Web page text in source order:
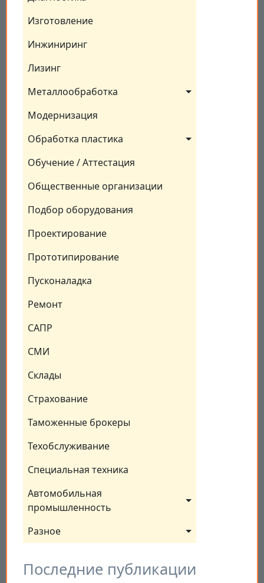
Изготовление
Инжиниринг
Лизинг
Металлообработка
Модернизация
Обработка пластика
Обучение / Аттестация
Общественные организации
Подбор оборудования
Проектирование
Прототипирование
Пусконаладка
Ремонт
САПР
СМИ
Склады
Страхование
Таможенные брокеры
Техобслуживание
Специальная техника
Автомобильная
промышленность
Разное
Последние публикации